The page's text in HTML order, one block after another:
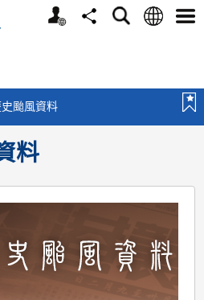
個
分
搜
語
選
颱風資料
料